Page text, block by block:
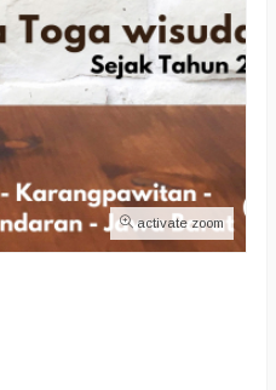
activate zoom